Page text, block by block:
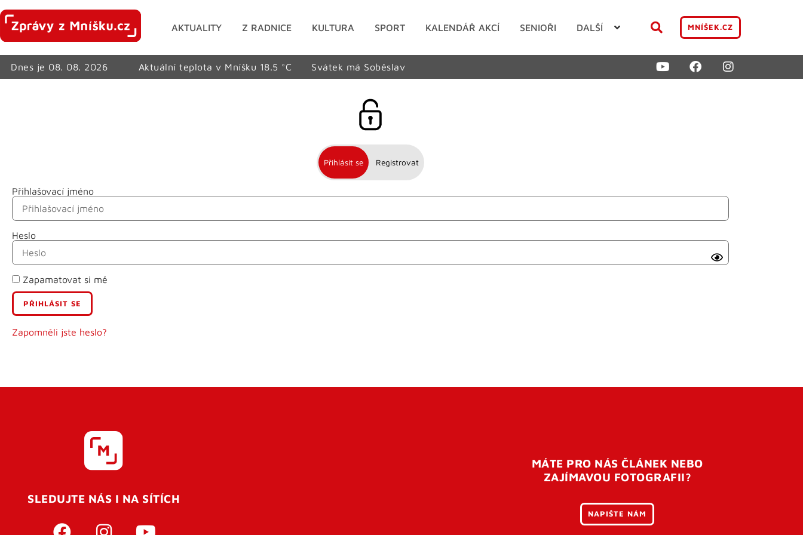
AKTUALITY Z RADNICE KULTURA SPORT KALENDÁŘ AKCÍ SENIOŘI DALŠÍ MNÍŠEK.CZ
Dnes je 08. 08. 2026 Aktuální teplota v Mníšku 18.5 °C Svátek má Soběslav
Přihlásit se Registrovat
Přihlašovací jméno
Heslo
Zapamatovat si mě
Zapomněli jste heslo?
Jméno
Příjmení
E-mail
Uživatelské jméno
SLEDUJTE NÁS I NA SÍTÍCH
MÁTE PRO NÁS ČLÁNEK NEBO
ZAJÍMAVOU FOTOGRAFII?
NAPIŠTE NÁM